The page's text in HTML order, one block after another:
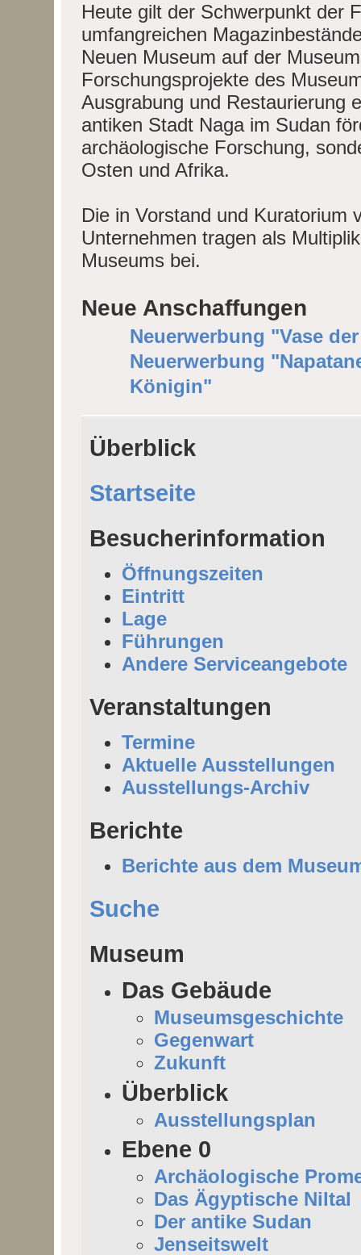
Heute gilt der Schwerpunkt der
umfangreichen
Neuen Museum auf der
Forschungsprojekte des
Ausgrabung und Restaurierung
antiken Stadt Naga im Sudan
archäologische Forschung,
Osten und Afrika.
Die in Vorstand und Kuratorium
Unternehmen tragen als
Museums bei.
Neue Anschaffungen
Neuerwerbung "Vase
Neuerwerbung
Königin"
Überblick
Startseite
Besucherinformation
Öffnungszeiten
Eintritt
Lage
Führungen
Andere Serviceangebote
Veranstaltungen
Termine
Aktuelle Ausstellungen
Ausstellungs-Archiv
Berichte
Berichte aus dem
Suche
Museum
Das Gebäude
Museumsgeschichte
Gegenwart
Zukunft
Überblick
Ausstellungsplan
Ebene 0
Archäologische
Das Ägyptische Niltal
Der antike Sudan
Jenseitswelt